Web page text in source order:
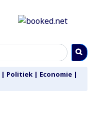
| Politiek | Economie |